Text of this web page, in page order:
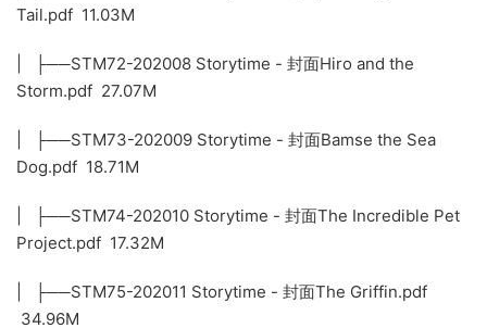
Tail.pdf 11.03M
| ├──STM72-202008 Storytime - 封面Hiro and the
Storm.pdf 27.07M
| ├──STM73-202009 Storytime - 封面Bamse the Sea
Dog.pdf 18.71M
| ├──STM74-202010 Storytime - 封面The Incredible Pet
Project.pdf 17.32M
| ├──STM75-202011 Storytime - 封面The Griffin.pdf
34.96M